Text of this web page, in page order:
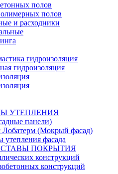
полов
полов
и расходники
гидроизоляция
гидроизоляция
УТЕПЛЕНИЯ
панели)
(Мокрый фасад)
утепления фасада
ПОКРЫТИЯ
конструкций
конструкций